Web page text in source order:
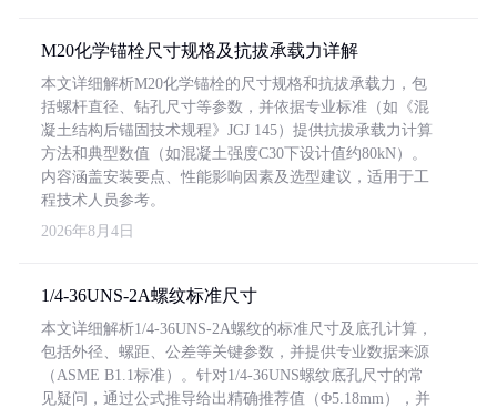
M20化学锚栓尺寸规格及抗拔承载力详解
本文详细解析M20化学锚栓的尺寸规格和抗拔承载力，包
括螺杆直径、钻孔尺寸等参数，并依据专业标准（如《混
凝土结构后锚固技术规程》JGJ 145）提供抗拔承载力计算
方法和典型数值（如混凝土强度C30下设计值约80kN）。
内容涵盖安装要点、性能影响因素及选型建议，适用于工
程技术人员参考。
2026年8月4日
1/4-36UNS-2A螺纹标准尺寸
本文详细解析1/4-36UNS-2A螺纹的标准尺寸及底孔计算，
包括外径、螺距、公差等关键参数，并提供专业数据来源
（ASME B1.1标准）。针对1/4-36UNS螺纹底孔尺寸的常
见疑问，通过公式推导给出精确推荐值（Φ5.18mm），并